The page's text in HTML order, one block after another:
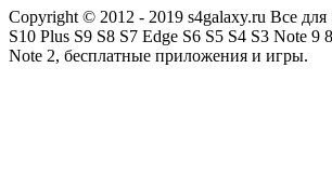
Copyright © 2012 - 2019 s4galaxy.ru Все для
S10 Plus S9 S8 S7 Edge S6 S5 S4 S3 Note 9
Note 2, бесплатные приложения и игры.